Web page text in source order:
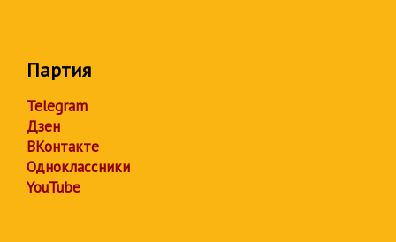
Партия
Telegram
Дзен
ВКонтакте
Одноклассники
YouTube